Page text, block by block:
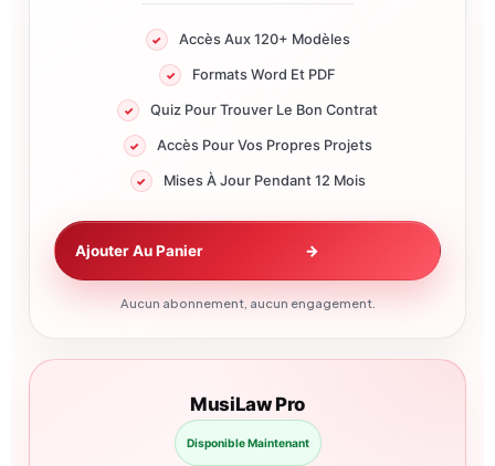
Accès Aux 120+ Modèles
Formats Word Et PDF
Quiz Pour Trouver Le Bon Contrat
Accès Pour Vos Propres Projets
Mises À Jour Pendant 12 Mois
Ajouter Au Panier →
Aucun abonnement, aucun engagement.
MusiLaw Pro
Disponible Maintenant